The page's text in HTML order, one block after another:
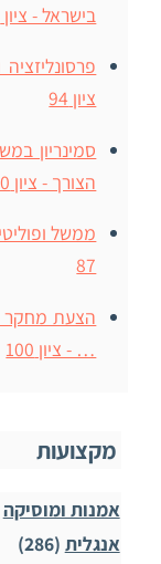
בישראל - ציון 98
ציון 94
סמינריון
הצורך - ציון 90
87
הצעת מחקר
… - ציון 100
מקצועות
אמנות ומוסיקה
אנגלית (286)